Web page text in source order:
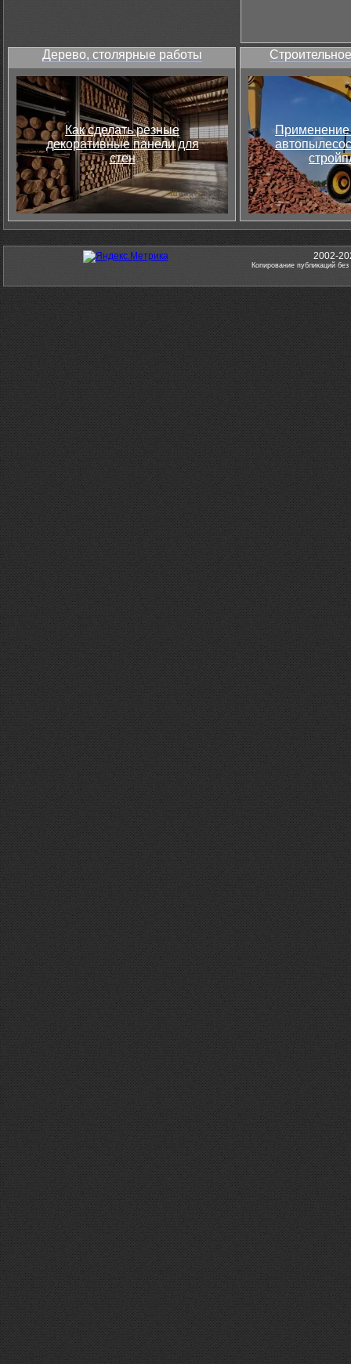
Дерево, столярные работы
Как сделать резные
декоративные панели для
стен
Применение
2002-
Копирование публикаций